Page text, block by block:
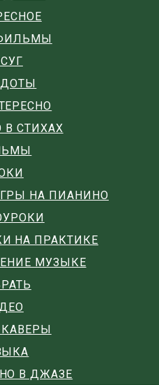
СТИХАХ
НА ПИАНИНО
НА ПРАКТИКЕ
МУЗЫКЕ
В ДЖАЗЕ